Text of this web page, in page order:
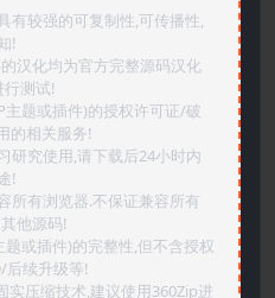
有较强的可复制性,可传播性,
!
汉化均为官方完整源码汉化
测试!
题或插件)的授权许可证/破
的相关服务!
研究使用,请下载后24小时内
!
所有浏览器.不保证兼容所有
他源码!
或插件)的完整性,但不含授权
后续升级等!
实压缩技术,建议使用360Zip进